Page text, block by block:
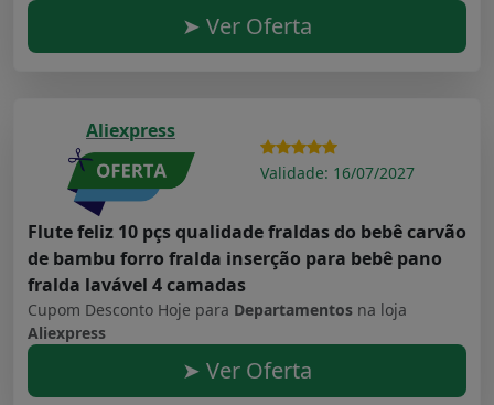
➤ Ver Oferta
Aliexpress
Validade: 16/07/2027
Flute feliz 10 pçs qualidade fraldas do bebê carvão
de bambu forro fralda inserção para bebê pano
fralda lavável 4 camadas
Cupom Desconto Hoje para Departamentos na loja
Aliexpress
➤ Ver Oferta